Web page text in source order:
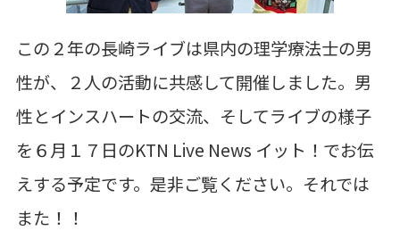
この２年の長崎ライブは県内の理学療法士の男
性が、２人の活動に共感して開催しました。男
性とインスハートの交流、そしてライブの様子
を６月１７日のKTN Live News イット！でお伝
えする予定です。是非ご覧ください。それでは
また！！